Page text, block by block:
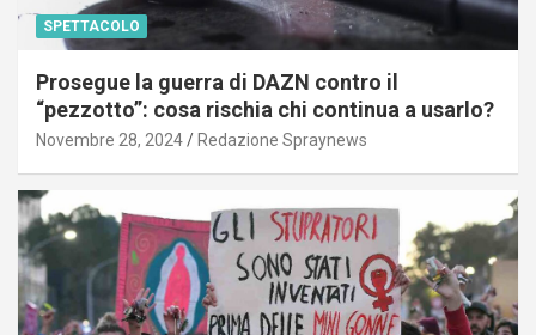
SPETTACOLO
Prosegue la guerra di DAZN contro il
“pezzotto”: cosa rischia chi continua a usarlo?
Novembre 28, 2024 Redazione Spraynews